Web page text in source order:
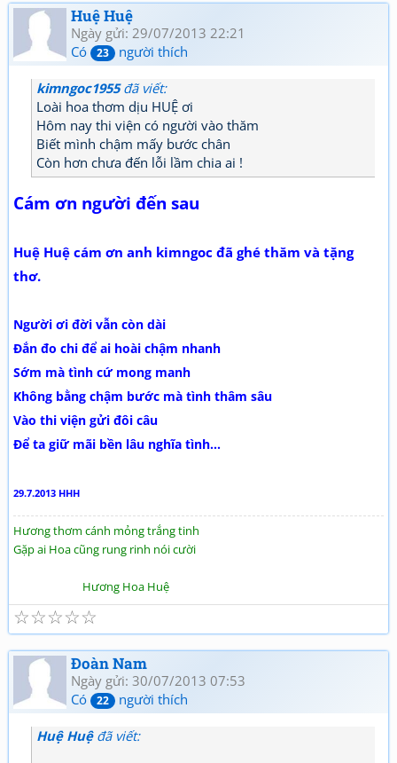
Huệ Huệ
Ngày gửi: 29/07/2013 22:21
Có
23 người thích
kimngoc1955đã viết:
Loài hoa thơm dịu HUỆ ơi
Hôm nay thi viện có người vào thăm
Biết mình chậm mấy bước chân
Còn hơn chưa đến lỗi lầm chia ai !
Cám ơn người đến sau
Huệ Huệ cám ơn anh kimngoc đã ghé thăm và tặng
thơ.
Người ơi đời vẫn còn dài
Đắn đo chi để ai hoài chậm nhanh
Sớm mà tình cứ mong manh
Không bằng chậm bước mà tình thâm sâu
Vào thi viện gửi đôi câu
Để ta giữ mãi bền lâu nghĩa tình...
29.7.2013 HHH
Hương thơm cánh mỏng trắng tinh
Gặp ai Hoa cũng rung rinh nói cười
Hương Hoa Huệ
☆
☆
☆
☆
☆
Đoàn Nam
Ngày gửi: 30/07/2013 07:53
Có
22 người thích
Huệ Huệđã viết: